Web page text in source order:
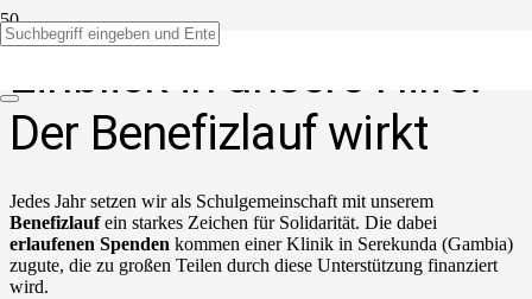
Einblick in unsere Hilfe:
Der Benefizlauf wirkt
Jedes Jahr setzen wir als Schulgemeinschaft mit unserem
Benefizlaufein starkes Zeichen für Solidarität. Die dabei
erlaufenen Spenden kommen einer Klinik in Serekunda (Gambia)
zugute, die zu großen Teilen durch diese Unterstützung finanziert
wird.